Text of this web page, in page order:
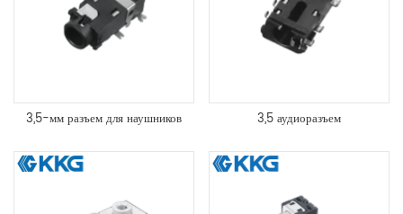
3,5-мм разъем для наушников 3,5 аудиоразъем